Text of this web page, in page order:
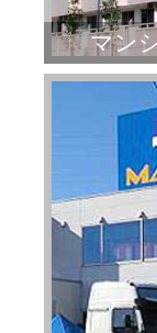
マン